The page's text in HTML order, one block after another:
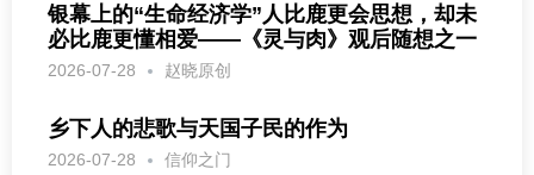
银幕上的“生命经济学”人比鹿更会思想，却未
必比鹿更懂相爱——《灵与肉》观后随想之一
2026-07-28 赵晓原创
乡下人的悲歌与天国子民的作为
2026-07-28 信仰之门